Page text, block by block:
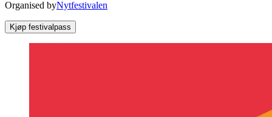
Organised byNytfestivalen
Kjøp festivalpass